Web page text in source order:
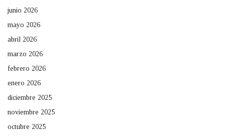
junio 2026
mayo 2026
abril 2026
marzo 2026
febrero 2026
enero 2026
diciembre 2025
noviembre 2025
octubre 2025